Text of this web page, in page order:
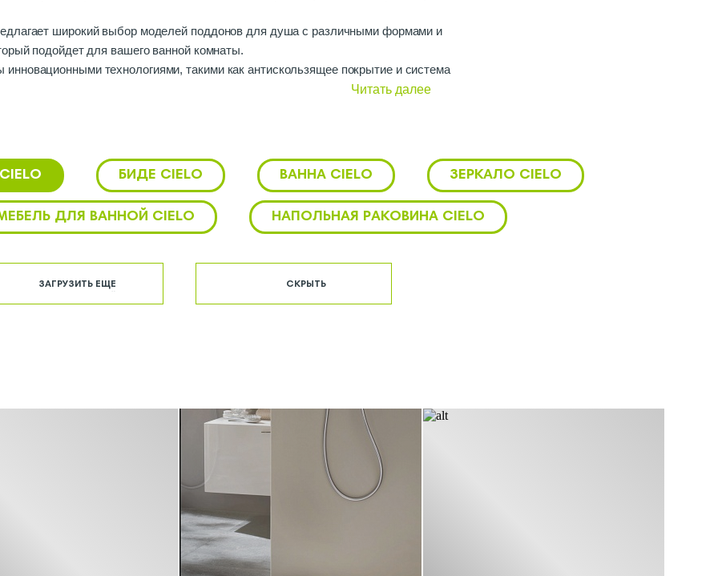
широкий выбор моделей поддонов для душа с различными формами и
подойдет для вашего ванной комнаты.
технологиями, такими как антискользящее покрытие и система
функциональность, надежность и эстетическую привлекательность, что делает их
Читать далее
БИДЕ CIELO ВАННА CIELO ЗЕРКАЛО CIELO
ДЛЯ ВАННОЙ CIELO НАПОЛЬНАЯ РАКОВИНА CIELO
СТЕЛЛАЖ CIELO СТОЛЕШНИЦА CIELO
ЗАГРУЗИТЬ ЕЩЕ СКРЫТЬ